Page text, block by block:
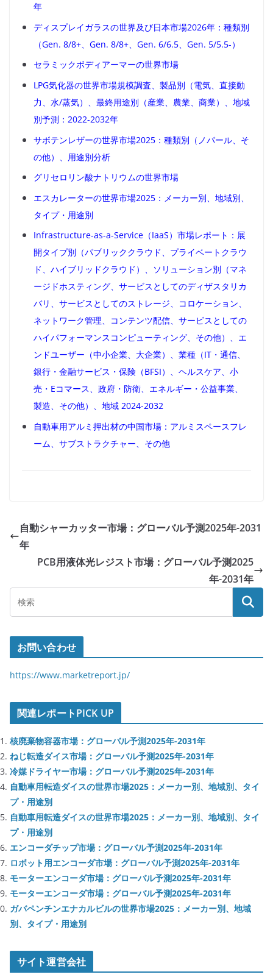
年
ディスプレイガラスの世界及び日本市場2026年：種類別
（Gen. 8/8+、Gen. 8/8+、Gen. 6/6.5、Gen. 5/5.5-）
セラミックボディアーマーの世界市場
LPG気化器の世界市場規模調査、製品別（電気、直接動
力、水/蒸気）、最終用途別（産業、農業、商業）、地域
別予測：2022-2032年
サボテンレザーの世界市場2025：種類別（ノパール、そ
の他）、用途別分析
グリセロリン酸ナトリウムの世界市場
エスカレーターの世界市場2025：メーカー別、地域別、
タイプ・用途別
Infrastructure-as-a-Service（IaaS）市場レポート：展
開タイプ別（パブリッククラウド、プライベートクラウ
ド、ハイブリッドクラウド）、ソリューション別（マネ
ージドホスティング、サービスとしてのディザスタリカ
バリ、サービスとしてのストレージ、コロケーション、
ネットワーク管理、コンテンツ配信、サービスとしての
ハイパフォーマンスコンピューティング、その他）、エ
ンドユーザー（中小企業、大企業）、業種（IT・通信、
銀行・金融サービス・保険（BFSI）、ヘルスケア、小
売・Eコマース、政府・防衛、エネルギー・公益事業、
製造、その他）、地域 2024-2032
自動車用アルミ押出材の中国市場：アルミスペースフレ
ーム、サブストラクチャー、その他
自動シャーカッター市場：グローバル予測2025年-2031
年
PCB用液体光レジスト市場：グローバル予測2025
年-2031年
お問い合わせ
https://www.marketreport.jp/
関連レポートPICK UP
核廃棄物容器市場：グローバル予測2025年-2031年
ねじ転造ダイス市場：グローバル予測2025年-2031年
冷媒ドライヤー市場：グローバル予測2025年-2031年
自動車用転造ダイスの世界市場2025：メーカー別、地域別、タイ
プ・用途別
自動車用転造ダイスの世界市場2025：メーカー別、地域別、タイ
プ・用途別
エンコーダチップ市場：グローバル予測2025年-2031年
ロボット用エンコーダ市場：グローバル予測2025年-2031年
モーターエンコーダ市場：グローバル予測2025年-2031年
モーターエンコーダ市場：グローバル予測2025年-2031年
ガバペンチンエナカルビルの世界市場2025：メーカー別、地域
別、タイプ・用途別
サイト運営会社